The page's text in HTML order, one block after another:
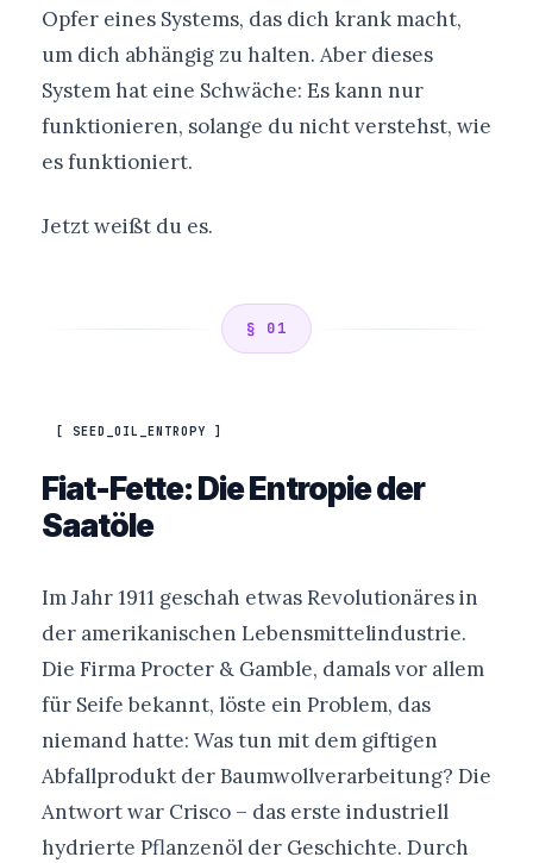
Opfer eines Systems, das dich krank macht,
um dich abhängig zu halten. Aber dieses
System hat eine Schwäche: Es kann nur
funktionieren, solange du nicht verstehst, wie
es funktioniert.
Jetzt weißt du es.
§ 01
[ SEED_OIL_ENTROPY ]
Fiat-Fette: Die Entropie der
Saatöle
Im Jahr 1911 geschah etwas Revolutionäres in
der amerikanischen Lebensmittelindustrie.
Die Firma Procter & Gamble, damals vor allem
für Seife bekannt, löste ein Problem, das
niemand hatte: Was tun mit dem giftigen
Abfallprodukt der Baumwollverarbeitung? Die
Antwort war Crisco – das erste industriell
hydrierte Pflanzenöl der Geschichte. Durch